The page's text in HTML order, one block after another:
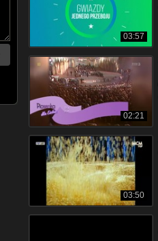
03:57
02:21
03:50